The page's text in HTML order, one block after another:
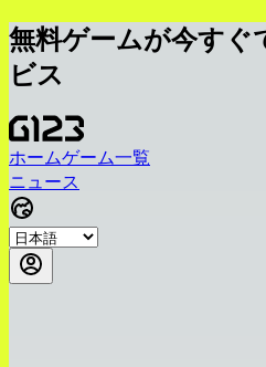
無料ゲームが今すぐ
ビス
ホームゲーム一覧
ニュース